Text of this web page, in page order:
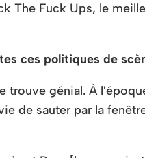
The Fuck Ups, le
ces politiques de
trouve génial. À
de sauter par la